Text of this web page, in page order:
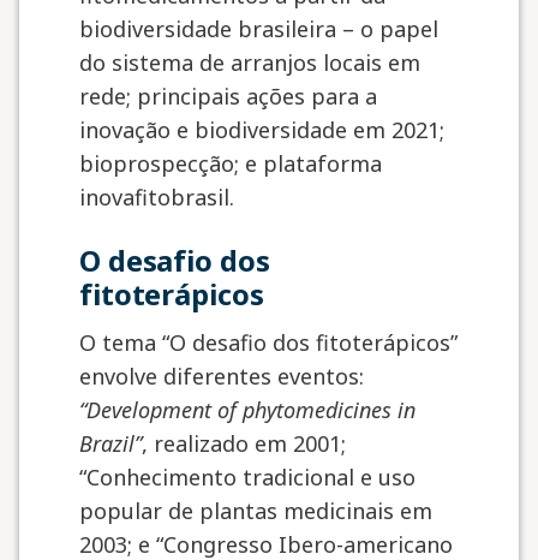
biodiversidade brasileira – o papel
do sistema de arranjos locais em
rede; principais ações para a
inovação e biodiversidade em 2021;
bioprospecção; e plataforma
inovafitobrasil.
O desafio dos
fitoterápicos
O tema “O desafio dos fitoterápicos”
envolve diferentes eventos:
“Development of phytomedicines in
Brazil”, realizado em 2001;
“Conhecimento tradicional e uso
popular de plantas medicinais em
2003; e “Congresso Ibero-americano